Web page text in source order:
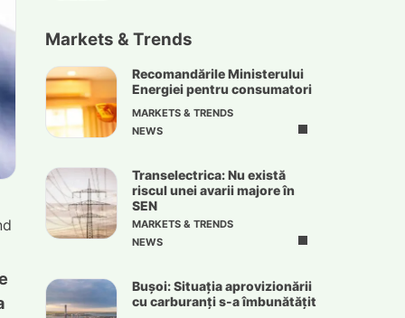
Markets & Trends
Recomandările Ministerului
Energiei pentru consumatori
MARKETS & TRENDS
NEWS
Transelectrica: Nu există
riscul unei avarii majore în
SEN
MARKETS & TRENDS
NEWS
Bușoi: Situația aprovizionării
cu carburanți s-a îmbunătățit